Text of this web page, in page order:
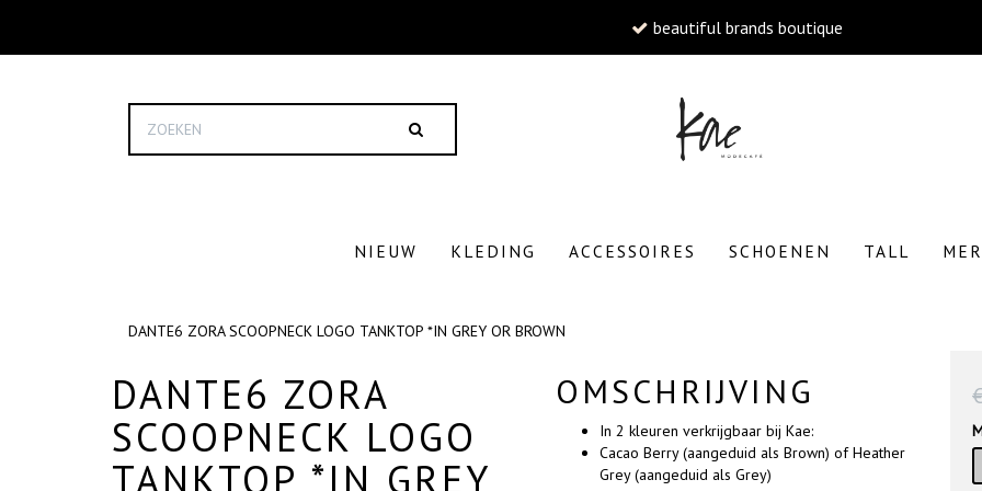
beautiful brands boutique
NIEUW KLEDING ACCESSOIRES SCHOENEN TALL
DANTE6 ZORA SCOOPNECK LOGO TANKTOP *IN GREY OR BROWN
DANTE6 ZORA
SCOOPNECK LOGO
TANKTOP *IN GREY
OMSCHRIJVING
In 2 kleuren verkrijgbaar bij Kae:
Cacao Berry (aangeduid als Brown) of Heather
Grey (aangeduid als Grey)